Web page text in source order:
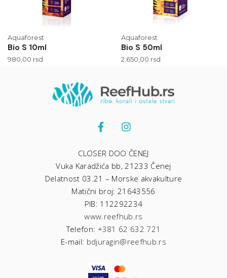
Aquaforest
Bio S 10ml
980,00 rsd
Aquaforest
Bio S 50ml
2.650,00 rsd
CLOSER DOO ČENEJ
Vuka Karadžića bb, 21233 Čenej
Delatnost 03.21 – Morske akvakulture
Matični broj: 21643556
PIB: 112292234
www.reefhub.rs
Telefon: +381 62 632 721
E-mail: bdjuragin@reefhub.rs